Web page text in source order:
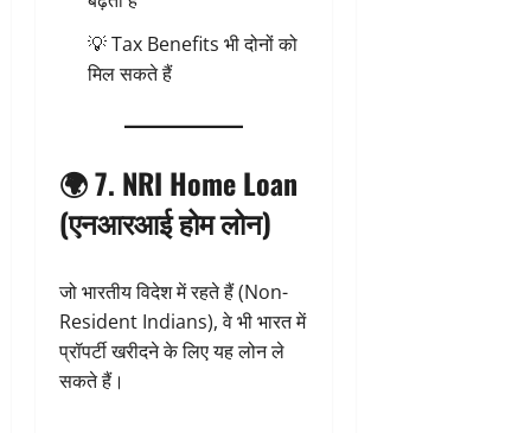
💡 Tax Benefits भी दोनों को
मिल सकते हैं
🌍 7. NRI Home Loan
(एनआरआई होम लोन)
जो भारतीय विदेश में रहते हैं (Non-
Resident Indians), वे भी भारत में
प्रॉपर्टी खरीदने के लिए यह लोन ले
सकते हैं।